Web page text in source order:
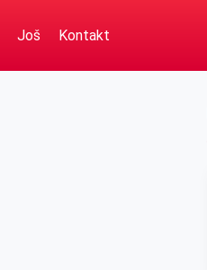
Još Kontakt